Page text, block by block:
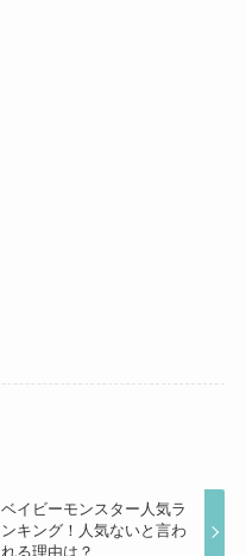
ベイビーモンスター人気ラ
ンキング！人気ないと言わ
れる理由は？